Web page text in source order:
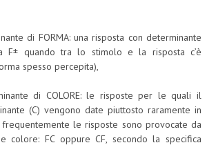
di FORMA: una risposta con determinante
F± quando tra lo stimolo e la risposta c’è
spesso percepita),
di COLORE: le risposte per le quali il
(C) vengono date piuttosto raramente in
le risposte sono provocate da
colore: FC oppure CF, secondo la specifica